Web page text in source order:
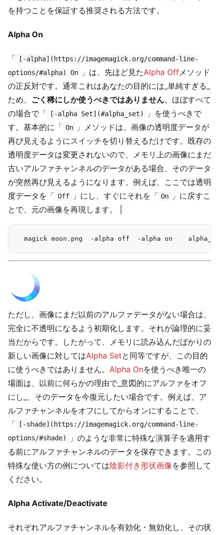
を持つことを保証する推奨される方法です。
Alpha On
「
[-alpha](https://imagemagick.org/command-line-
options/#alpha) On
」は、先ほど見たAlpha Offメソッド
の正反対です。通常これはあなたの目的には_単純すぎる_
ため、 ごく稀にしか使うべきではありません。ほぼすべて
の場合で「
[-alpha Set](#alpha_set)
」を使うべきで
す。基本的に「 On
」メソッドは、画像の透明度データが
再び見えるようにスイッチを切り替えるだけです。既存の
透明度データは変更されないので、メモリ上の画像にまだ
古いアルファチャンネルのデータがある場合、そのデータ
が突然再び見えるようになります。例えば、ここでは透明
度データを「 Off 」にし、すぐにそれを「 On
」に戻すこ
とで、元の画像を再現します。 |
ただし、画像にまだ以前のアルファデータがない場合は、
完全に不透明になるよう初期化します。それが論理的に妥
当だからです。したがって、メモリに読み込んだばかりの
新しい画像に対してはAlpha Setと同等ですが、この目的
に使うべきではありません。 Alpha Onを使うべき唯一の
場面は、以前に何らかの理由で_意図的にアルファをオフ
にし_、そのデータを今復元したい場合です。例えば、ア
ルファチャンネルをオフにしてからオンにすることで、
「
[-shade](https://imagemagick.org/command-line-
options/#shade)
」のような非常に特殊な演算子を適用す
る前にアルファチャンネルのデータを保存できます。この
特殊な使い方の例については陰影付き形状画像を参照して
ください。
Alpha Activate/Deactivate
それぞれアルファチャンネルを有効化・無効化し、その状